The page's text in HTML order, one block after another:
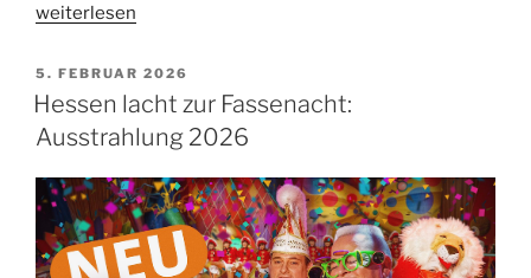
„Sieger
RhönEnergie-
Vereinssponsoring
stehen
fest“
weiterlesen
VERÖFFENTLICHT
AM
5. FEBRUAR 2026
Hessen lacht zur Fassenacht:
Ausstrahlung 2026